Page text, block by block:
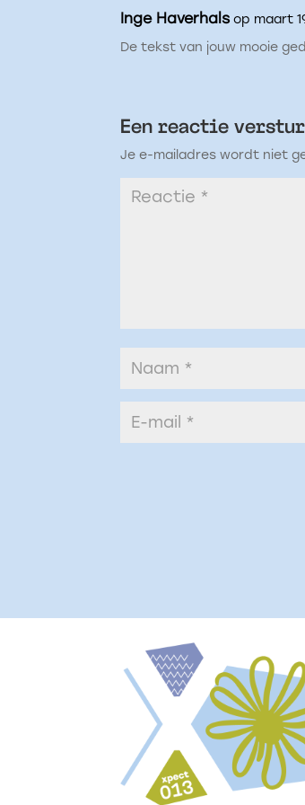
Inge Haverhals op maart
De tekst van jouw mooie
Een reactie
Je e-mailadres wordt niet